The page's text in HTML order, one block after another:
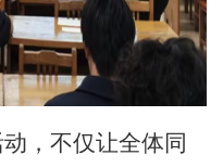
，不仅让全体同